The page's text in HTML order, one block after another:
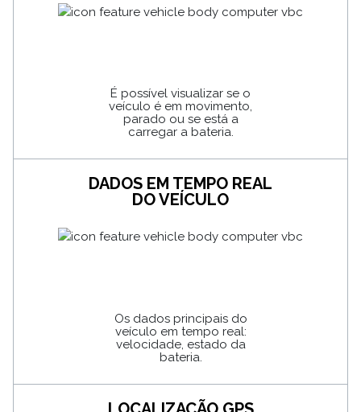
É possível visualizar se o
veículo é em movimento,
parado ou se está a
carregar a bateria.
DADOS EM TEMPO REAL
DO VEÍCULO
Os dados principais do
veículo em tempo real:
velocidade, estado da
bateria.